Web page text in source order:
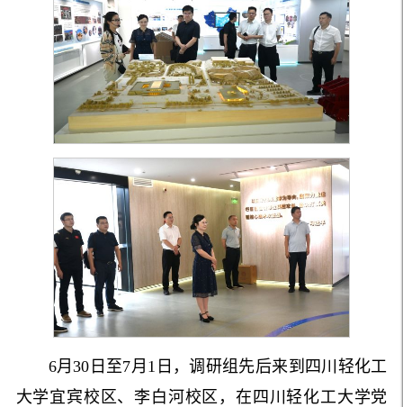
6月30日 至7月1日 ，调研组先后来到四川轻化工
大学宜宾校区、李白河校区，在四川轻化工大学党